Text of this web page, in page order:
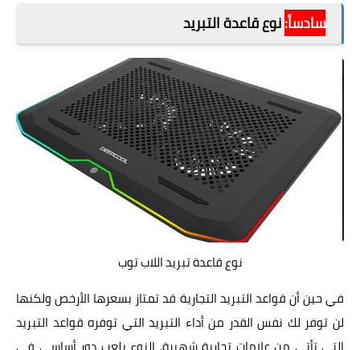
سادساً:نوع قاعدة التبريد
نوع قاعدة تبريد اللاب توب
في حين أن قواعد التبريد التجارية قد تمتاز بسعرها الأرخص ولكنها
لن توفر لك نفس القدر من أداء التبريد التي توفره قواعد التبريد